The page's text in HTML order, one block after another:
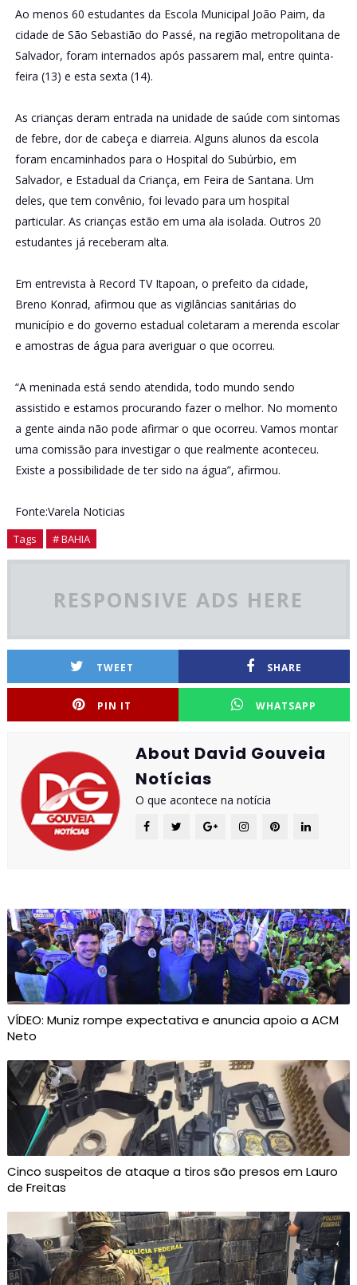
Ao menos 60 estudantes da Escola Municipal João Paim, da
cidade de São Sebastião do Passé, na região metropolitana de
Salvador, foram internados após passarem mal, entre quinta-
feira (13) e esta sexta (14).
As crianças deram entrada na unidade de saúde com sintomas
de febre, dor de cabeça e diarreia. Alguns alunos da escola
foram encaminhados para o Hospital do Subúrbio, em
Salvador, e Estadual da Criança, em Feira de Santana. Um
deles, que tem convênio, foi levado para um hospital
particular. As crianças estão em uma ala isolada. Outros 20
estudantes já receberam alta.
Em entrevista à Record TV Itapoan, o prefeito da cidade,
Breno Konrad, afirmou que as vigilâncias sanitárias do
município e do governo estadual coletaram a merenda escolar
e amostras de água para averiguar o que ocorreu.
“A meninada está sendo atendida, todo mundo sendo
assistido e estamos procurando fazer o melhor. No momento
a gente ainda não pode afirmar o que ocorreu. Vamos montar
uma comissão para investigar o que realmente aconteceu.
Existe a possibilidade de ter sido na água”, afirmou.
Fonte:Varela Noticias
Tags # BAHIA
RESPONSIVE ADS HERE
TWEET SHARE
PIN IT WHATSAPP
About David Gouveia
Notícias
O que acontece na notícia
VÍDEO: Muniz rompe expectativa e anuncia apoio a ACM
Neto
Cinco suspeitos de ataque a tiros são presos em Lauro
de Freitas